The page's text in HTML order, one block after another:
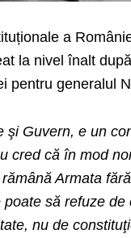
a
la nivel înalt
pentru generalul
şi Guvern, e un
cred că în mod
Armata
să refuze
nu de